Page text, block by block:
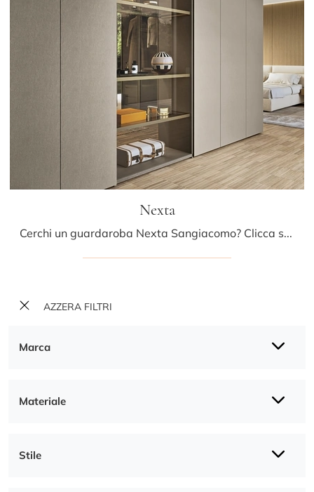
AZZERA FILTRI
Marca
Materiale
Stile
Nexta
Cerchi un guardaroba Nexta Sangiacomo? Clicca subito! Gli armadi componibili con ante battenti ti aspettano.